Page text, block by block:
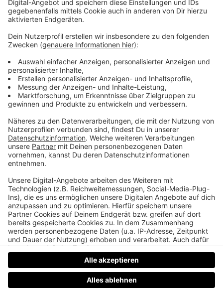
24 Stunden durchgehend laufen
Günter Dieplinger aus Münzkirchen ist Ultraläufer.
Das bedeutet, er ist spezialisiert auf Läufe über die
Marathondistanz hinaus. Seinen bisherigen Rekord
hat der 49-Jährige beim Race Across Burgenland
aufgestellt: Da ist er in 29 Stunden insgesamt 218
Kilometer gelaufen und zwar durchgehend, nicht
einmal ordentlich Klopausen sind drin.
DatenschutzImpressumAGBsJobsKontaktWerben